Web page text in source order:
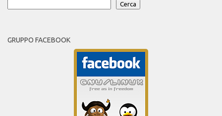
Cerca
GRUPPO FACEBOOK